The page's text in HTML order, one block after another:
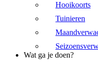
Hooikoorts
Tuinieren
Wat ga je doen?